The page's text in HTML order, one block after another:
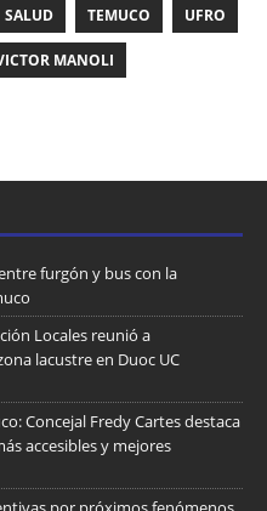
SALUD TEMUCO UFRO
MANOLI
furgón y bus con la
Locales reunió a
lacustre en Duoc UC
Concejal Fredy Cartes destaca
accesibles y mejores